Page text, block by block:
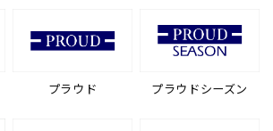
プラウド プラウドシーズン